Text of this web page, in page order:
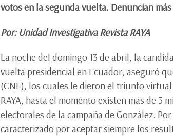
votos en la segunda vuelta. Denuncian
Por: Unidad Investigativa Revista RAYA
La noche del domingo 13 de abril, la
vuelta presidencial en Ecuador, aseguró
(CNE), los cuales le dieron el triunfo
RAYA, hasta el momento existen más de 3
electorales de la campaña de González.
caracterizado por aceptar siempre los